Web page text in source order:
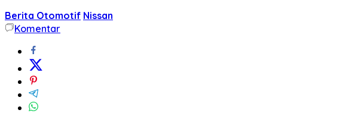
Berita Otomotif Nissan
Komentar